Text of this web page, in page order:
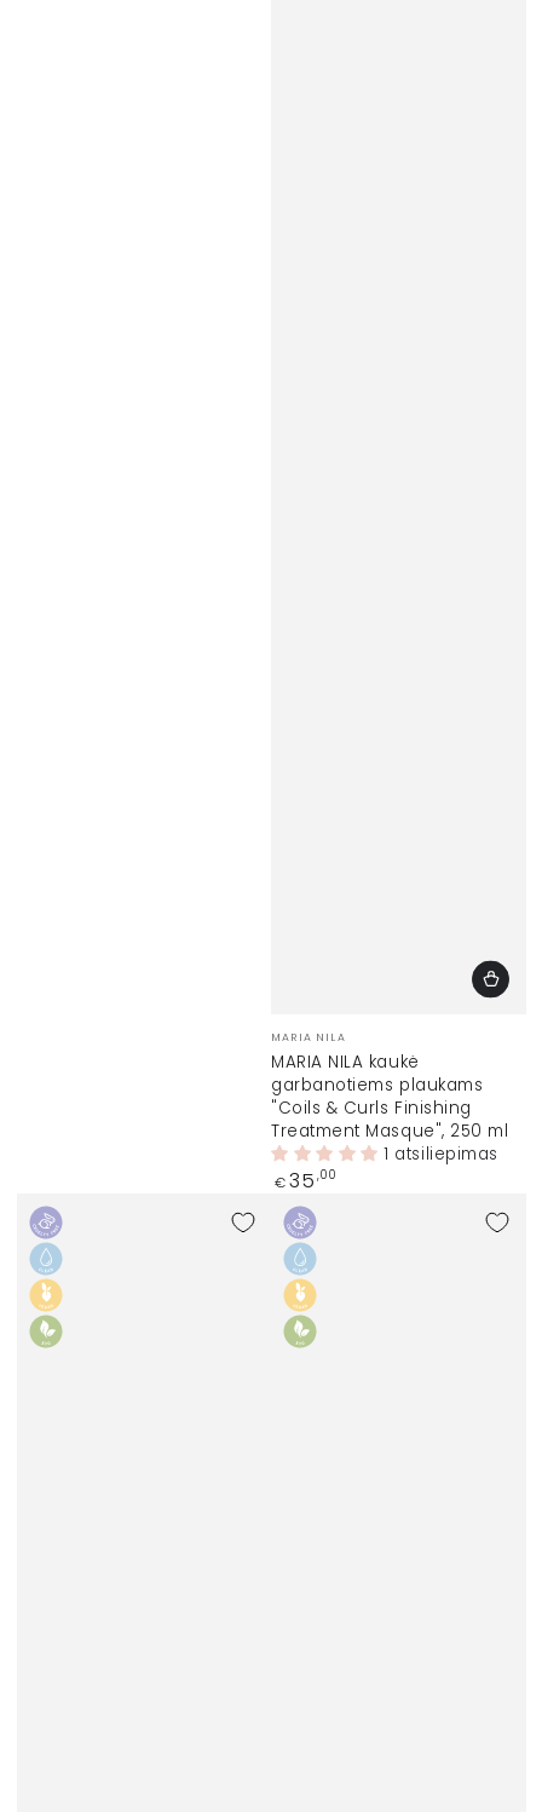
Prekinis
ženklas:
MARIA NILA
MARIA NILA kaukė
garbanotiems plaukams
"Coils & Curls Finishing
Treatment Masque", 250 ml
1 atsiliepimas
Įprasta
€ 35 ,00